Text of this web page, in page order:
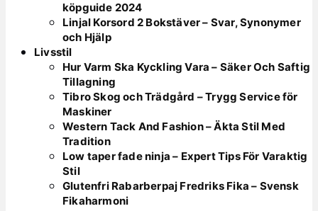
köpguide 2024
Linjal Korsord 2 Bokstäver – Svar, Synonymer
och Hjälp
Livsstil
Hur Varm Ska Kyckling Vara – Säker Och Saftig
Tillagning
Tibro Skog och Trädgård – Trygg Service för
Maskiner
Western Tack And Fashion – Äkta Stil Med
Tradition
Low taper fade ninja – Expert Tips För Varaktig
Stil
Glutenfri Rabarberpaj Fredriks Fika – Svensk
Fikaharmoni